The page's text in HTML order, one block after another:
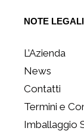
NOTE
L’Azienda
News
Contatti
Termini e
Imballaggio